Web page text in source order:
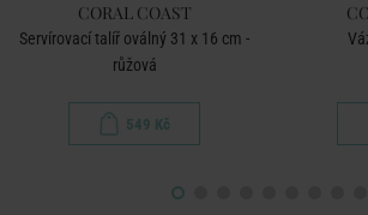
CORAL COAST
Servírovací talíř oválný 31 x 16 cm -
růžová
549 Kč